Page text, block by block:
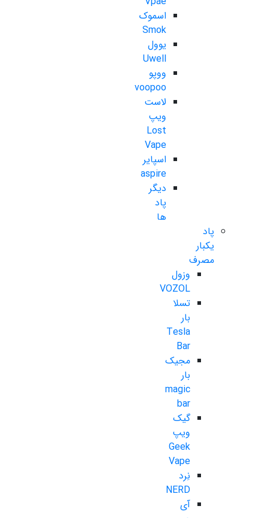
اسموک
Smok
یوول
Uwell
ووپو
voopoo
لاست
ویپ
Lost
Vape
اسپایر
aspire
دیگر
پاد
ها
پاد
یکبار
مصرف
وزول
VOZOL
تسلا
بار
Tesla
Bar
مجیک
بار
magic
bar
گیک
ویپ
Geek
Vape
نِرد
NERD
آی